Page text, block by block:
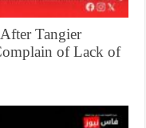
Tangier
of Lack of